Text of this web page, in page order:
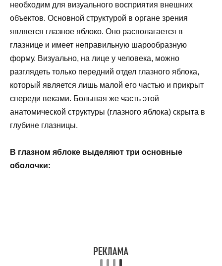
необходим для визуального восприятия внешних
объектов. Основной структурой в органе зрения
является глазное яблоко. Оно располагается в
глазнице и имеет неправильную шарообразную
форму. Визуально, на лице у человека, можно
разглядеть только передний отдел глазного яблока,
который является лишь малой его частью и прикрыт
спереди веками. Большая же часть этой
анатомической структуры (глазного яблока) скрыта в
глубине глазницы.
В глазном яблоке выделяют три основные
оболочки: